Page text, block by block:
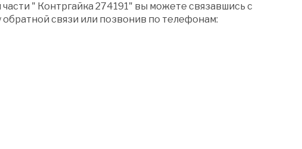
" Контргайка 274191" вы можете связавшись с
связи или позвонив по телефонам: